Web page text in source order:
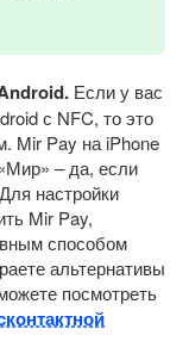
Если у вас
с NFC, то это
Mir Pay на iPhone
– да, если
настройки
Mir Pay,
способом
альтернативы
посмотреть